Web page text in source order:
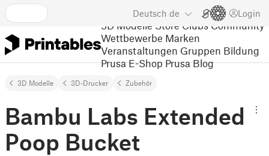
Deutsch de Login
3D Modelle Store Clubs Community
Wettbewerbe Marken
Veranstaltungen Gruppen Bildung
Prusa E-Shop Prusa Blog
3D Modelle 3D-Drucker Zubehör
Bambu Labs Extended
Poop Bucket